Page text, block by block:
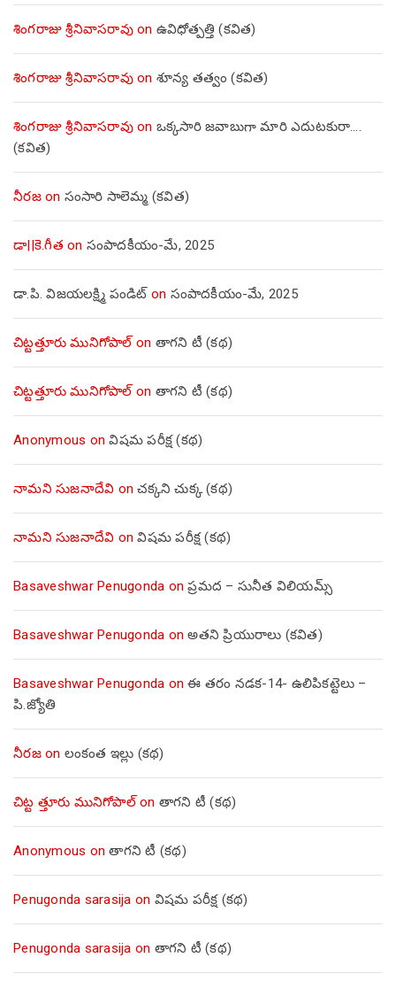
శింగరాజు శ్రీనివాసరావుon ఉవిధోత్పత్తి (కవిత)
శింగరాజు శ్రీనివాసరావుon శూన్య తత్వం (కవిత)
శింగరాజు శ్రీనివాసరావుon ఒక్కసారి జవాబుగా మారి ఎదుటకురా….
(కవిత)
నీరజon సంసారి సాలెమ్మ (కవిత)
డా||కె.గీత on సంపాదకీయం-మే, 2025
డా.పి. విజయలక్ష్మి పండిట్ on సంపాదకీయం-మే, 2025
చిట్టత్తూరు మునిగోపాల్on తాగని టీ (కథ)
చిట్టత్తూరు మునిగోపాల్on తాగని టీ (కథ)
Anonymous onవిషమ పరీక్ష (క‌థ‌)
నామని సుజనాదేవి onచక్కని చుక్క (కథ)
నామని సుజనాదేవి onవిషమ పరీక్ష (క‌థ‌)
Basaveshwar Penugonda onప్రమద – సునీత విలియమ్స్
Basaveshwar Penugonda onఅతని ప్రియురాలు (కవిత)
Basaveshwar Penugonda onఈ తరం నడక-14- ఉలిపికట్టెలు –
పి.జ్యోతి
నీరజon లంకంత ఇల్లు (కథ)
చిట్ట త్తూరు మునిగోపాల్on తాగని టీ (కథ)
Anonymous onతాగని టీ (కథ)
Penugonda sarasija on విషమ పరీక్ష (క‌థ‌)
Penugonda sarasija on తాగని టీ (కథ)